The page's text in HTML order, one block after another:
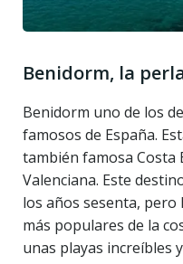
Benidorm, la
Benidorm uno de los
famosos de España.
también famosa Costa
Valenciana. Este
los años sesenta, pero
más populares de la
unas playas increíbles